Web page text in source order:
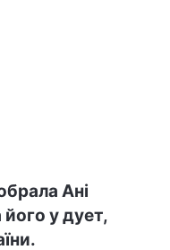
Ані
у дует,